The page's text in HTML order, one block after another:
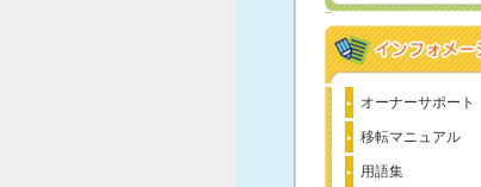
オーナーサポート
移転マニュアル
用語集